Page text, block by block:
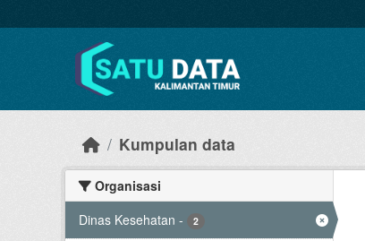
Kumpulan data
Organisasi
Dinas Kesehatan - 2